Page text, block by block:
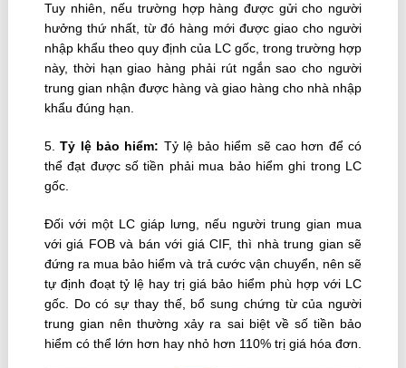
Tuy nhiên, nếu trường hợp hàng được gửi cho người
hưởng thứ nhất, từ đó hàng mới được giao cho người
nhập khẩu theo quy định của LC gốc, trong trường hợp
này, thời hạn giao hàng phải rút ngắn sao cho người
trung gian nhận được hàng và giao hàng cho nhà nhập
khẩu đúng hạn.
5.Tỷ lệ bảo hiểm: Tỷ lệ bảo hiểm sẽ cao hơn để có
thể đạt được số tiền phải mua bảo hiểm ghi trong LC
gốc.
Đối với một LC giáp lưng, nếu người trung gian mua
với giá FOB và bán với giá CIF, thì nhà trung gian sẽ
đứng ra mua bảo hiểm và trả cước vận chuyển, nên sẽ
tự định đoạt tỷ lệ hay trị giá bảo hiểm phù hợp với LC
gốc. Do có sự thay thế, bổ sung chứng từ của người
trung gian nên thường xảy ra sai biệt về số tiền bảo
hiểm có thể lớn hơn hay nhỏ hơn 110% trị giá hóa đơn.